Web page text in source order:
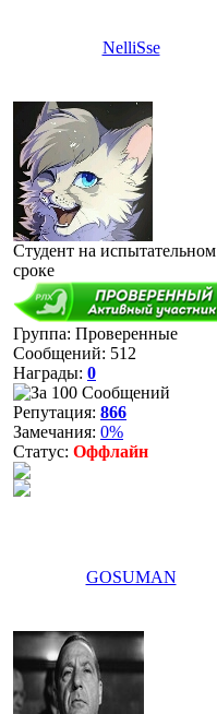
NelliSse
Студент на испытательном
сроке
Группа: Проверенные
Сообщений: 512
Награды: 0
Репутация: 866
Замечания: 0%
Статус: Оффлайн
GOSUMAN